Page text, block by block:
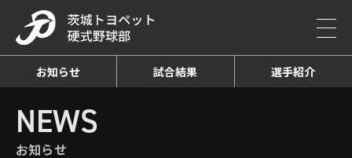
お知らせ 試合結果 選手紹介
HOME お知らせ詳細
NEWS
お知らせ